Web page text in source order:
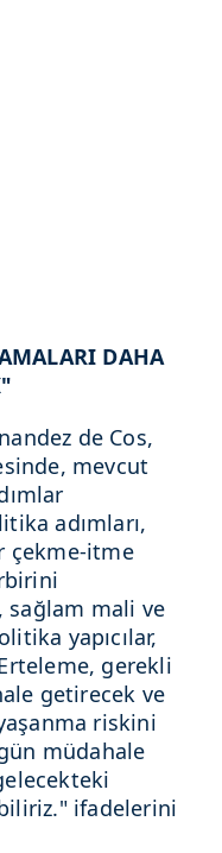
DAHA
de Cos,
mevcut
adımları,
çekme-itme
sağlam mali ve
yapıcılar,
gerekli
getirecek ve
riskini
müdahale
ifadelerini